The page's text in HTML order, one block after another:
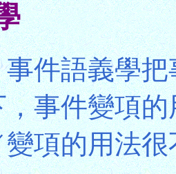
件語義學
事件變項
項的用法